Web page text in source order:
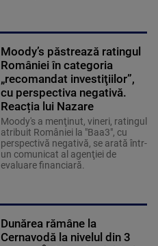
Moody’s păstrează ratingul
României în categoria
„recomandat investiţiilor”,
cu perspectiva negativă.
Reacția lui Nazare
Moody's a menţinut, vineri, ratingul
atribuit României la "Baa3", cu
perspectivă negativă, se arată într-
un comunicat al agenţiei de
evaluare financiară.
Dunărea rămâne la
Cernavodă la nivelul din 3